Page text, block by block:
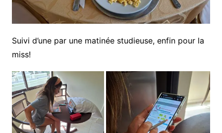
Suivi d’une par une matinée studieuse, enfin pour la
miss!